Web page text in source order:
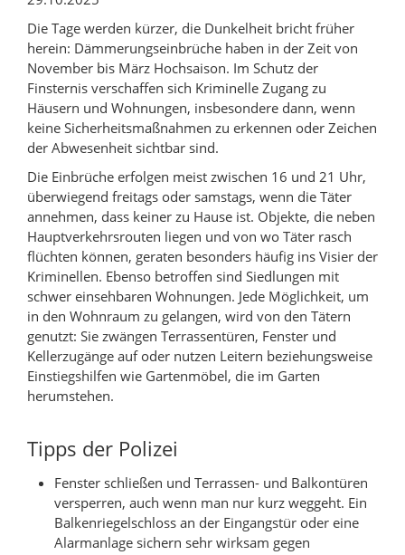
a
n
A
u
t
o
r
d
I
n
t
e
i
l
e
n
o
o
k
t
e
i
l
e
n
Die Tage werden kürzer, die Dunkelheit bricht früher
herein: Dämmerungseinbrüche haben in der Zeit von
November bis März Hochsaison. Im Schutz der
Finsternis verschaffen sich Kriminelle Zugang zu
Häusern und Wohnungen, insbesondere dann, wenn
keine Sicherheitsmaßnahmen zu erkennen oder Zeichen
der Abwesenheit sichtbar sind.
Die Einbrüche erfolgen meist zwischen 16 und 21 Uhr,
überwiegend freitags oder samstags, wenn die Täter
annehmen, dass keiner zu Hause ist. Objekte, die neben
Hauptverkehrsrouten liegen und von wo Täter rasch
flüchten können, geraten besonders häufig ins Visier der
Kriminellen. Ebenso betroffen sind Siedlungen mit
schwer einsehbaren Wohnungen. Jede Möglichkeit, um
in den Wohnraum zu gelangen, wird von den Tätern
genutzt: Sie zwängen Terrassentüren, Fenster und
Kellerzugänge auf oder nutzen Leitern beziehungsweise
Einstiegshilfen wie Gartenmöbel, die im Garten
herumstehen.
Tipps der Polizei
Fenster schließen und Terrassen- und Balkontüren
versperren, auch wenn man nur kurz weggeht. Ein
Balkenriegelschloss an der Eingangstür oder eine
Alarmanlage sichern sehr wirksam gegen